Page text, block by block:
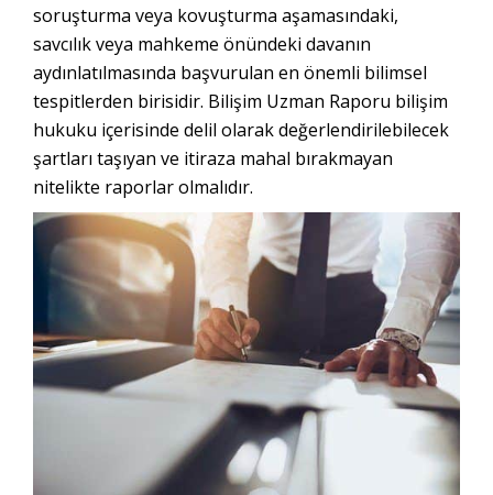
soruşturma veya kovuşturma aşamasındaki,
savcılık veya mahkeme önündeki davanın
aydınlatılmasında başvurulan en önemli bilimsel
tespitlerden birisidir. Bilişim Uzman Raporu bilişim
hukuku içerisinde delil olarak değerlendirilebilecek
şartları taşıyan ve itiraza mahal bırakmayan
nitelikte raporlar olmalıdır.